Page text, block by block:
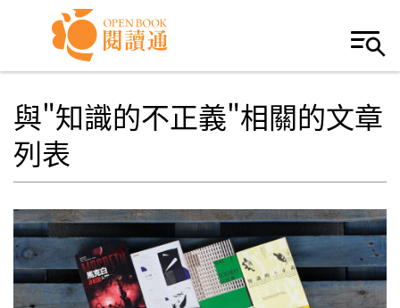
Skip to navigation
移至主內容
與"知識的不正義"相關的文章
列表